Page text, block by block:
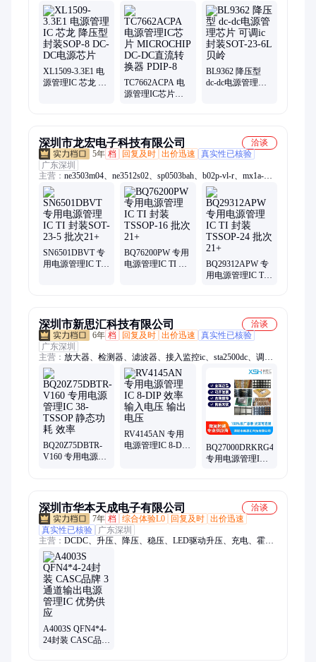
伍尔特电感、二极管、三极管、贴片电感、贴片排阻、贴片电
阻、贴片电容、贴片磁珠、贴片滤波器、s8050s0t23、旺诠电
阻、厚声电阻
XL1509-3.3E1 电
源管理IC 芯龙 降
TC7662ACPA 电
源管理IC芯片
BL9362 降压型
dc-dc电源管理芯
深圳市龙宏电子科技有限公司
洽谈
5年 档 回复及时 出价迅速
真实性已核验
广东深圳
主营： ne3503m04、ne3512s02、sp0503bah、b02p-vl-r、mx1a-
11nw、lshd-7501、hsmm-c170、iso1044bd、lt8410edc、保险丝、
比较器、ase5s4010、触发器、解码器、thvd1500d、thvd1451d、
sy8032abc、hip2100ib、opa4172id、连接器、ths4531id、二极
管、tps22914b、lf353dre4、装原封
SN6501DBVT 专
用电源管理IC TI
BQ76200PW 专用
电源管理IC TI 封
BQ29312APW 专
用电源管理IC TI
深圳市新思汇科技有限公司
洽谈
6年 档 回复及时 出价迅速
真实性已核验
广东深圳
主营： 放大器、检测器、滤波器、接入监控ic、sta2500dc、调制
器、发射器、接收器、衰减器、解调器、变压器、合成器、收发
器、偏置器、振荡器、tda7708str、rfid天线、终端负载、隔直流
器、微波射频、集成电路、同轴开关、频率综合器、便携式仪
器、mcl电子开关
BQ20Z75DBTR-
V160 专用电源管
RV4145AN 专用
电源管理IC 8-DIP
BQ27000DRKRG4
专用电源管理IC
深圳市华本天成电子有限公司
洽谈
7年 档 综合体验L0 回复及时 出价迅速
真实性已核验
广东深圳
主营： DCDC、升压、降压、稳压、LED驱动升压、充电、霍
尔、逻辑、三端稳压、可控硅、中高压MOS、运放、马达电机
驱动、过压保护、锂电保护、升降压芯片、计量芯片、快充协议
芯片、智融、国民技术、埃诚微IU
A4003S QFN4*4-
24封装 CASC品牌